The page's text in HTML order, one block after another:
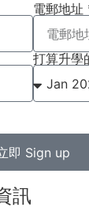
電郵地址
打算升學
即 Sign up
訊